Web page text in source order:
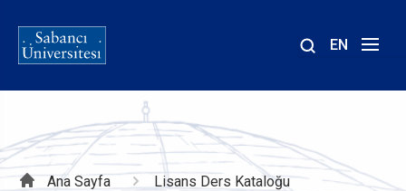
EN
Sayfa
Ana Sayfa Lisans Ders Kataloğu